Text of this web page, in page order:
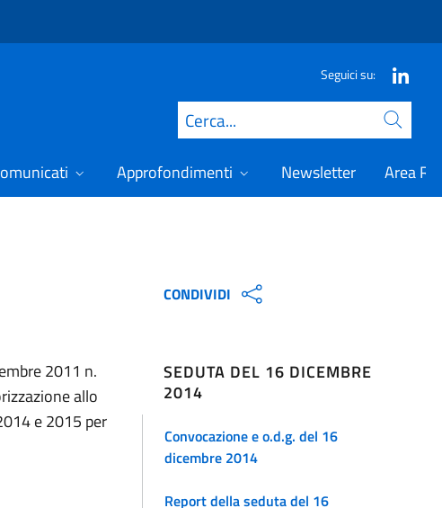
Seguici su:
Cerca
Approfondimenti Newsletter Area
2011 n.
allo
e 2015 per
CONDIVIDI
SEDUTA DEL 16 DICEMBRE
2014
Convocazione e o.d.g. del 16
dicembre 2014
Report della seduta del 16